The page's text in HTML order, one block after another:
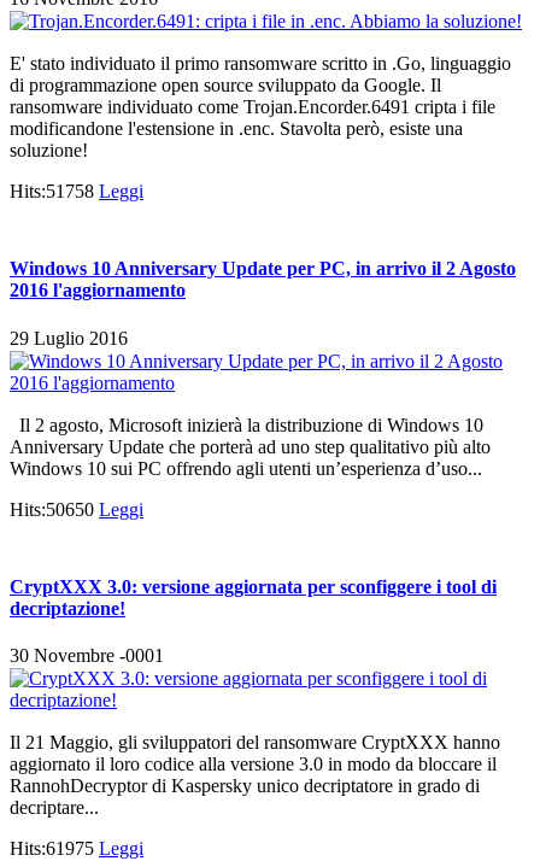
E' stato individuato il primo ransomware scritto in .Go, linguaggio
di programmazione open source sviluppato da Google. Il
ransomware individuato come Trojan.Encorder.6491 cripta i file
modificandone l'estensione in .enc. Stavolta però, esiste una
soluzione!
Hits:51758 Leggi
Windows 10 Anniversary Update per PC, in arrivo il 2 Agosto
2016 l'aggiornamento
29 Luglio 2016
Il 2 agosto, Microsoft inizierà la distribuzione di Windows 10
Anniversary Update che porterà ad uno step qualitativo più alto
Windows 10 sui PC offrendo agli utenti un’esperienza d’uso...
Hits:50650 Leggi
CryptXXX 3.0: versione aggiornata per sconfiggere i tool di
decriptazione!
30 Novembre -0001
Il 21 Maggio, gli sviluppatori del ransomware CryptXXX hanno
aggiornato il loro codice alla versione 3.0 in modo da bloccare il
RannohDecryptor di Kaspersky unico decriptatore in grado di
decriptare...
Hits:61975 Leggi